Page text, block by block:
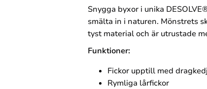
Snygga byxor i unika
smälta in i naturen. Mönstrets
tyst material och är utrustade
Funktioner:
Fickor upptill med
Rymliga lårfickor